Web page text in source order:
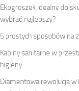
Ekogroszek idealny do
wybrać najlepszy?
5 prostych sposobów na
Kabiny sanitarne w
higieny
Diamentowa rewolucja